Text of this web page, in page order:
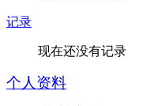
记录
现在还没有记录
个人资料